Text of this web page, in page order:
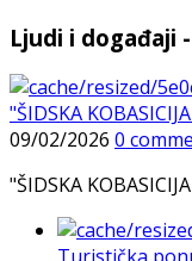
Ljudi i događaji
"ŠIDSKA
09/02/2026 0
"ŠIDSKA